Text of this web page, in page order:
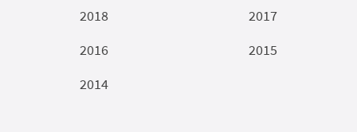
2018
2017
2016
2015
2014